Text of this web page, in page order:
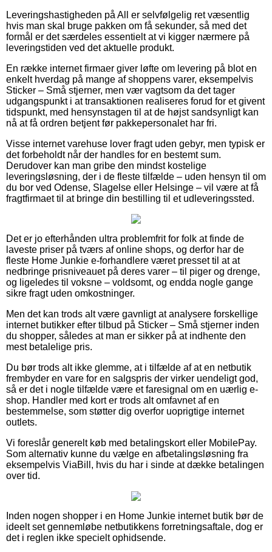
Leveringshastigheden på All er selvfølgelig ret væsentlig
hvis man skal bruge pakken om få sekunder, så med det
formål er det særdeles essentielt at vi kigger nærmere på
leveringstiden ved det aktuelle produkt.
En række internet firmaer giver løfte om levering på blot en
enkelt hverdag på mange af shoppens varer, eksempelvis
Sticker – Små stjerner, men vær vagtsom da det tager
udgangspunkt i at transaktionen realiseres forud for et givent
tidspunkt, med hensynstagen til at de højst sandsynligt kan
nå at få ordren betjent før pakkepersonalet har fri.
Visse internet varehuse lover fragt uden gebyr, men typisk er
det forbeholdt når der handles for en bestemt sum.
Derudover kan man gribe den mindst kostelige
leveringsløsning, der i de fleste tilfælde – uden hensyn til om
du bor ved Odense, Slagelse eller Helsinge – vil være at få
fragtfirmaet til at bringe din bestilling til et udleveringssted.
Det er jo efterhånden ultra problemfrit for folk at finde de
laveste priser på tværs af online shops, og derfor har de
fleste Home Junkie e-forhandlere været presset til at at
nedbringe prisniveauet på deres varer – til piger og drenge,
og ligeledes til voksne – voldsomt, og endda nogle gange
sikre fragt uden omkostninger.
Men det kan trods alt være gavnligt at analysere forskellige
internet butikker efter tilbud på Sticker – Små stjerner inden
du shopper, således at man er sikker på at indhente den
mest betalelige pris.
Du bør trods alt ikke glemme, at i tilfælde af at en netbutik
frembyder en vare for en salgspris der virker uendeligt god,
så er det i nogle tilfælde være et faresignal om en uærlig e-
shop. Handler med kort er trods alt omfavnet af en
bestemmelse, som støtter dig overfor uoprigtige internet
outlets.
Vi foreslår generelt køb med betalingskort eller MobilePay.
Som alternativ kunne du vælge en afbetalingsløsning fra
eksempelvis ViaBill, hvis du har i sinde at dække betalingen
over tid.
Inden nogen shopper i en Home Junkie internet butik bør de
ideelt set gennemløbe netbutikkens forretningsaftale, dog er
det i reglen ikke specielt ophidsende.